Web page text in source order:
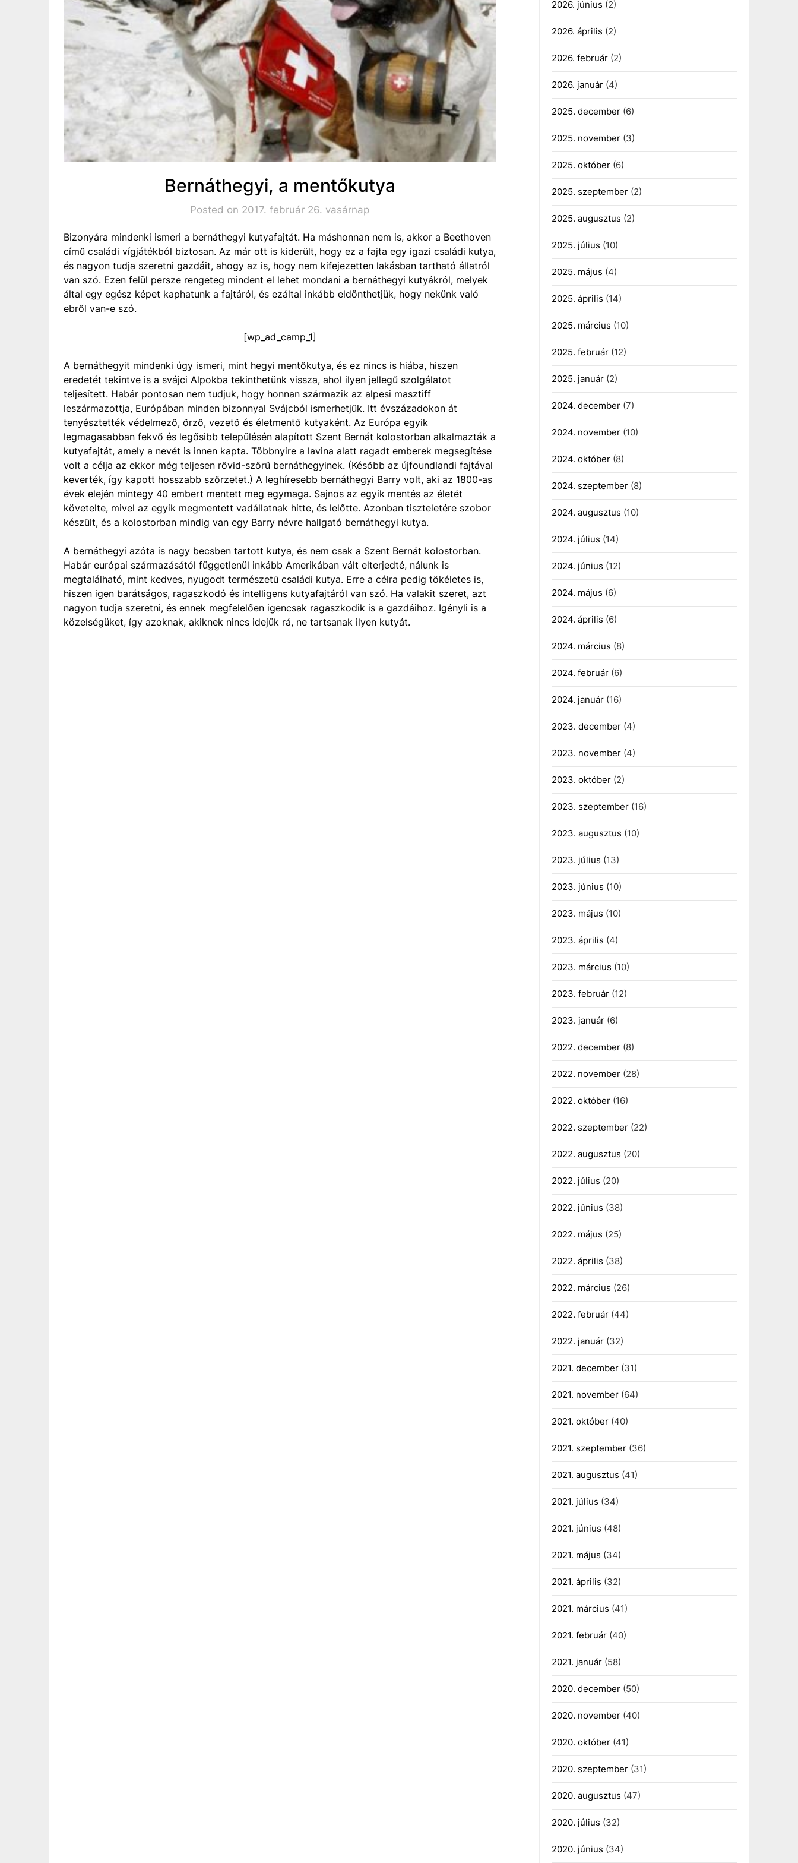
Bernáthegyi, a mentőkutya
Posted on 2017. február 26. vasárnap
Bizonyára mindenki ismeri a bernáthegyi kutyafajtát. Ha máshonnan nem is, akkor a Beethoven
című családi vígjátékból biztosan. Az már ott is kiderült, hogy ez a fajta egy igazi családi kutya,
és nagyon tudja szeretni gazdáit, ahogy az is, hogy nem kifejezetten lakásban tartható állatról
van szó. Ezen felül persze rengeteg mindent el lehet mondani a bernáthegyi kutyákról, melyek
által egy egész képet kaphatunk a fajtáról, és ezáltal inkább eldönthetjük, hogy nekünk való
ebről van-e szó.
[wp_ad_camp_1]
A bernáthegyit mindenki úgy ismeri, mint hegyi mentőkutya, és ez nincs is hiába, hiszen
eredetét tekintve is a svájci Alpokba tekinthetünk vissza, ahol ilyen jellegű szolgálatot
teljesített. Habár pontosan nem tudjuk, hogy honnan származik az alpesi masztiff
leszármazottja, Európában minden bizonnyal Svájcból ismerhetjük. Itt évszázadokon át
tenyésztették védelmező, őrző, vezető és életmentő kutyaként. Az Európa egyik
legmagasabban fekvő és legősibb településén alapított Szent Bernát kolostorban alkalmazták a
kutyafajtát, amely a nevét is innen kapta. Többnyire a lavina alatt ragadt emberek megsegítése
volt a célja az ekkor még teljesen rövid-szőrű bernáthegyinek. (Később az újfoundlandi fajtával
keverték, így kapott hosszabb szőrzetet.) A leghíresebb bernáthegyi Barry volt, aki az 1800-as
évek elején mintegy 40 embert mentett meg egymaga. Sajnos az egyik mentés az életét
követelte, mivel az egyik megmentett vadállatnak hitte, és lelőtte. Azonban tiszteletére szobor
készült, és a kolostorban mindig van egy Barry névre hallgató bernáthegyi kutya.
A bernáthegyi azóta is nagy becsben tartott kutya, és nem csak a Szent Bernát kolostorban.
Habár európai származásától függetlenül inkább Amerikában vált elterjedté, nálunk is
megtalálható, mint kedves, nyugodt természetű családi kutya. Erre a célra pedig tökéletes is,
hiszen igen barátságos, ragaszkodó és intelligens kutyafajtáról van szó. Ha valakit szeret, azt
nagyon tudja szeretni, és ennek megfelelően igencsak ragaszkodik is a gazdáihoz. Igényli is a
közelségüket, így azoknak, akiknek nincs idejük rá, ne tartsanak ilyen kutyát.
2026. június (2)
2026. április (2)
2026. február(2)
2026. január(4)
2025. december(6)
2025. november(3)
2025. október(6)
2025. szeptember(2)
2025. augusztus (2)
2025. július (10)
2025. május (4)
2025. április (14)
2025. március (10)
2025. február(12)
2025. január(2)
2024. december(7)
2024. november(10)
2024. október(8)
2024. szeptember(8)
2024. augusztus (10)
2024. július (14)
2024. június (12)
2024. május (6)
2024. április (6)
2024. március (8)
2024. február(6)
2024. január(16)
2023. december(4)
2023. november(4)
2023. október(2)
2023. szeptember(16)
2023. augusztus (10)
2023. július (13)
2023. június (10)
2023. május (10)
2023. április (4)
2023. március (10)
2023. február(12)
2023. január(6)
2022. december(8)
2022. november(28)
2022. október(16)
2022. szeptember(22)
2022. augusztus (20)
2022. július (20)
2022. június (38)
2022. május (25)
2022. április (38)
2022. március (26)
2022. február(44)
2022. január(32)
2021. december(31)
2021. november(64)
2021. október(40)
2021. szeptember(36)
2021. augusztus (41)
2021. július (34)
2021. június (48)
2021. május (34)
2021. április (32)
2021. március (41)
2021. február(40)
2021. január(58)
2020. december(50)
2020. november(40)
2020. október(41)
2020. szeptember(31)
2020. augusztus (47)
2020. július (32)
2020. június (34)